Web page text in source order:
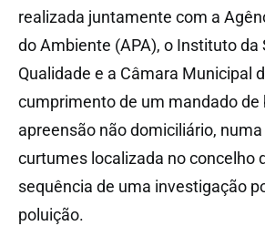
realizada juntamente com a
do Ambiente (APA), o Instituto da
Qualidade e a Câmara Municipal
cumprimento de um mandado de
apreensão não domiciliário,
curtumes localizada no concelho
sequência de uma investigação
poluição.